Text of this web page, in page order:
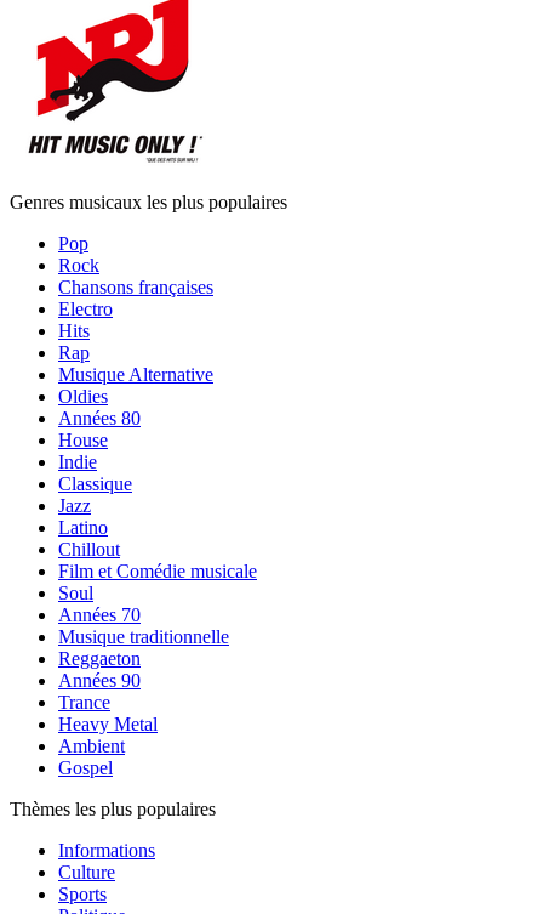
Genres musicaux les plus populaires
Pop
Rock
Chansons françaises
Electro
Hits
Rap
Musique Alternative
Oldies
Années 80
House
Indie
Classique
Jazz
Latino
Chillout
Film et Comédie musicale
Soul
Années 70
Musique traditionnelle
Reggaeton
Années 90
Trance
Heavy Metal
Ambient
Gospel
Thèmes les plus populaires
Informations
Culture
Sports